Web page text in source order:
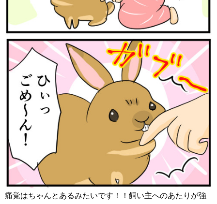
痛覚はちゃんとあるみたいです！！飼い主へのあたりが強